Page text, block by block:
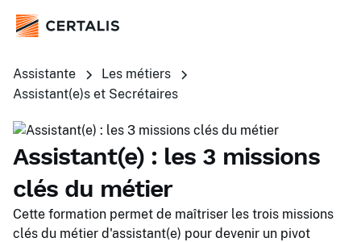
Assistante
Les métiers
Assistant(e)s et Secrétaires
Assistant(e) : les 3 missions
clés du métier
Cette formation permet de maîtriser les trois missions
clés du métier d'assistant(e) pour devenir un pivot